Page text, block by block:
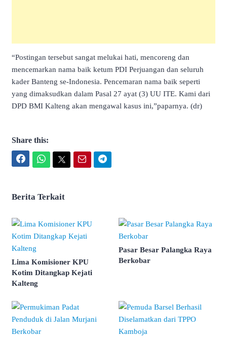
“Postingan tersebut sangat melukai hati, mencoreng dan
mencemarkan nama baik ketum PDI Perjuangan dan seluruh
kader Banteng se-Indonesia. Pencemaran nama baik seperti
yang dimaksudkan dalam Pasal 27 ayat (3) UU ITE. Kami dari
DPD BMI Kalteng akan mengawal kasus ini,”paparnya. (dr)
Share this:
Berita Terkait
Lima Komisioner KPU
Kotim Ditangkap Kejati
Kalteng
Pasar Besar Palangka Raya
Berkobar